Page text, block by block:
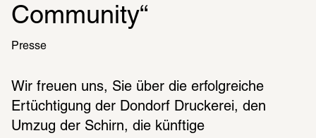
Community“
Presse
Wir freuen uns, Sie über die erfolgreiche
Ertüchtigung der Dondorf Druckerei, den
Umzug der Schirn, die künftige